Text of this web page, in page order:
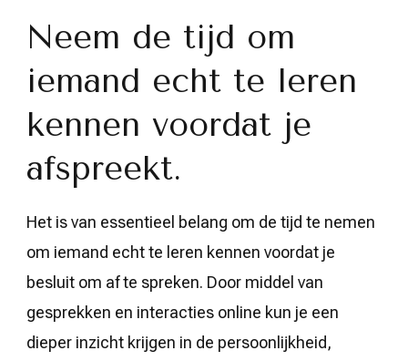
Neem de tijd om
iemand echt te leren
kennen voordat je
afspreekt.
Het is van essentieel belang om de tijd te nemen
om iemand echt te leren kennen voordat je
besluit om af te spreken. Door middel van
gesprekken en interacties online kun je een
dieper inzicht krijgen in de persoonlijkheid,